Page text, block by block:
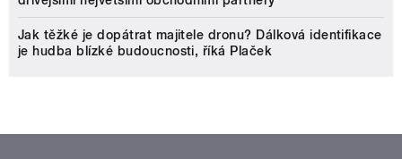
Jak těžké je dopátrat majitele dronu? Dálková identifikace
je hudba blízké budoucnosti, říká Plaček